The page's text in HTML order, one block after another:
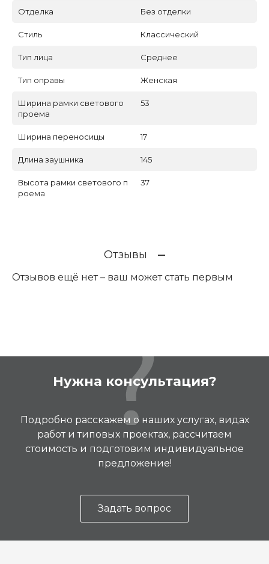
Отделка Без отделки
Стиль Классический
Тип лица Среднее
Тип оправы Женская
Ширина рамки светового
проема
53
Ширина переносицы 17
Длина заушника 145
Высота рамки светового п
роема
37
Отзывы
Отзывов ещё нет – ваш может стать первым
Нужна консультация?
Подробно расскажем о наших услугах, видах
работ и типовых проектах, рассчитаем
стоимость и подготовим индивидуальное
предложение!
Задать вопрос